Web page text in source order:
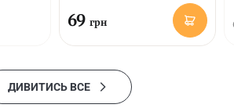
69 грн
ДИВИТИСЬ ВСЕ